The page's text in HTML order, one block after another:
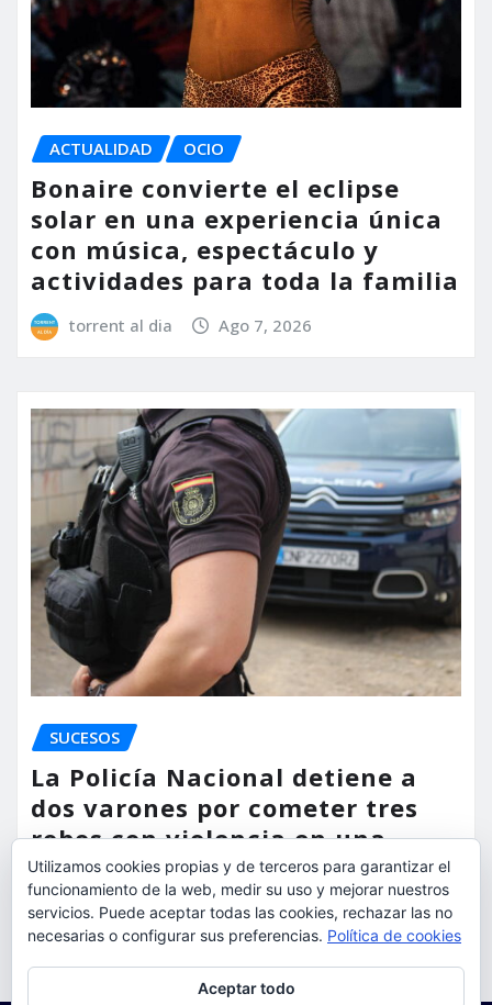
ACTUALIDAD OCIO
Bonaire convierte el eclipse
solar en una experiencia única
con música, espectáculo y
actividades para toda la familia
torrent al dia Ago 7, 2026
SUCESOS
La Policía Nacional detiene a
dos varones por cometer tres
robos con violencia en una
misma mañana
torrent al dia Ago 7, 2026
Utilizamos cookies propias y de terceros para garantizar el
funcionamiento de la web, medir su uso y mejorar nuestros
servicios. Puede aceptar todas las cookies, rechazar las no
necesarias o configurar sus preferencias. Política de cookies
Aceptar todo